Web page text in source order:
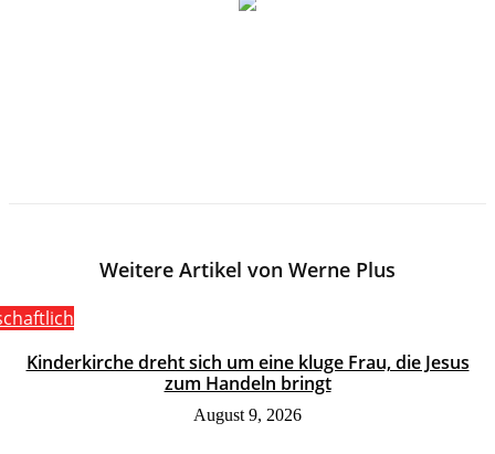
Weitere Artikel von Werne Plus
Kinderkirche dreht sich um eine kluge Frau, die Jesus
zum Handeln bringt
August 9, 2026